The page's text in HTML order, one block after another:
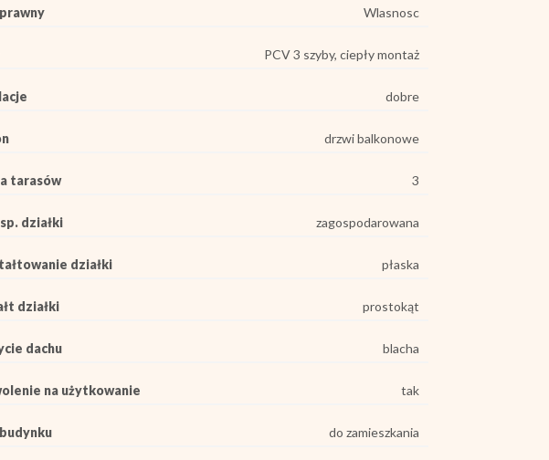
Wlasnosc
PCV 3 szyby, ciepły montaż
dobre
drzwi balkonowe
tarasów 3
działki zagospodarowana
działki płaska
działki prostokąt
dachu blacha
na użytkowanie tak
do zamieszkania